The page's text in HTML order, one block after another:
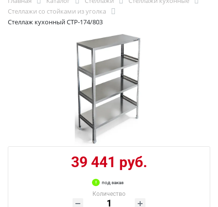
Стеллажи со стойками из уголка
Стеллаж кухонный СТР-174/803
39 441 руб.
под заказ
Количество